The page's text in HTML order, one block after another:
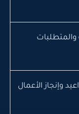
وإنجاز الأعمال